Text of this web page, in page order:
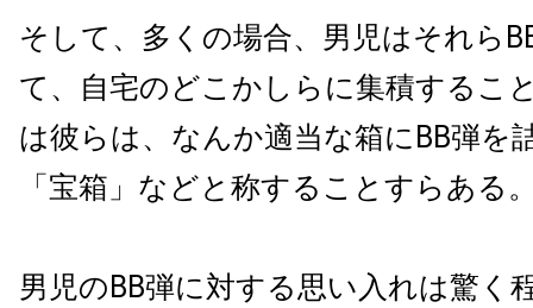
そして、多くの場合、男児はそれら
て、自宅のどこかしらに集積するこ
は彼らは、なんか適当な箱にBB弾を
「宝箱」などと称することすらある
男児のBB弾に対する思い入れは驚く